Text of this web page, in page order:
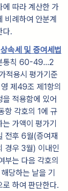
에 따라 계산한 가
비례하여 안분계
다.
상속세 및 증여세법
통칙 60-49…2
가적용시 평가기준
영 제49조 제1항의
을 적용함에 있어
항 각호의 1에 규
는 가액이 평가기
전후 6월(증여재
경우 3월) 이내인
부는 다음 각호의
당하는 날을 기
로 하여 판단한다.